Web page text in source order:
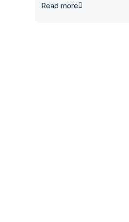
Read more